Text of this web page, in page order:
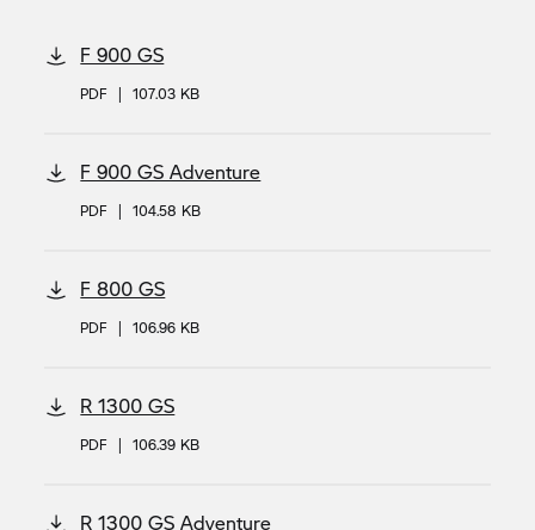
F 900 GS
PDF | 107.03 KB
F 900 GS Adventure
PDF | 104.58 KB
F 800 GS
PDF | 106.96 KB
R 1300 GS
PDF | 106.39 KB
R 1300 GS Adventure